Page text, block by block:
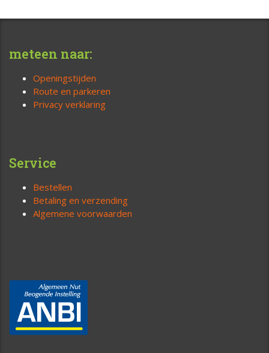
meteen naar:
Openingstijden
Route en parkeren
Privacy verklaring
Service
Bestellen
Betaling en verzending
Algemene voorwaarden